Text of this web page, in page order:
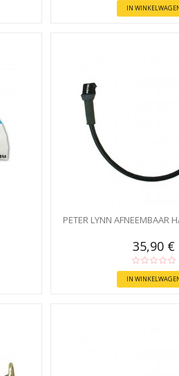
IN
PETER LYNN AFNEEMBAAR
35,90 €
IN